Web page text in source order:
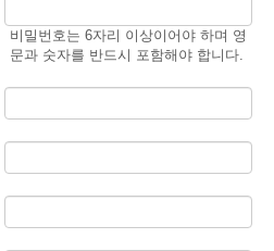
비밀번호는 6자리 이상이어야 하며 영
문과 숫자를 반드시 포함해야 합니다.